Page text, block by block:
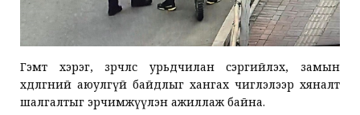
Гэмт хэрэг, зөрчлөөс урьдчилан сэргийлэх, замын
хөдөлгөөний аюулгүй байдлыг хангах чиглэлээр хяналт
шалгалтыг эрчимжүүлэн ажиллаж байна.